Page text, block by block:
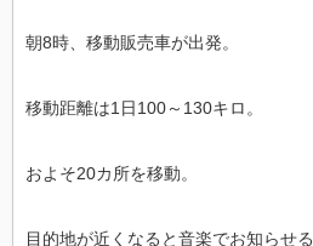
朝8時、移動販売車が出発。
移動距離は1日100～130キロ。
およそ20カ所を移動。
目的地が近くなると音楽でお知らせる